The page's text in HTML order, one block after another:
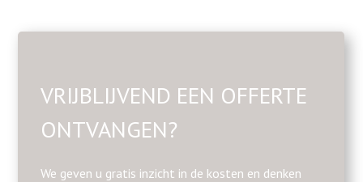
VRIJBLIJVEND EEN OFFERTE
ONTVANGEN?
We geven u gratis inzicht in de kosten en denken